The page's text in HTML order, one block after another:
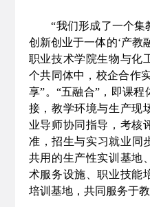
“我们形成了一个集
创新创业于一体的‘产教
职业技术学院生物与化
个共同体中，校企合作
享”。“五融合”，即课
接，教学环境与生产现
业导师协同指导，考核
准，招生与实习就业同
共用的生产性实训基地
术服务设施、职业技能
培训基地，共同服务于教